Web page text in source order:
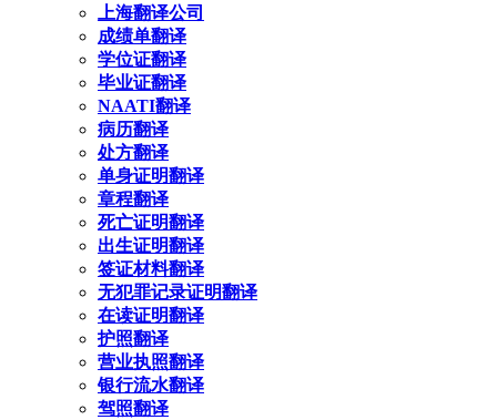
上海翻译公司
成绩单翻译
学位证翻译
毕业证翻译
NAATI翻译
病历翻译
处方翻译
单身证明翻译
章程翻译
死亡证明翻译
出生证明翻译
签证材料翻译
无犯罪记录证明翻译
在读证明翻译
护照翻译
营业执照翻译
银行流水翻译
驾照翻译